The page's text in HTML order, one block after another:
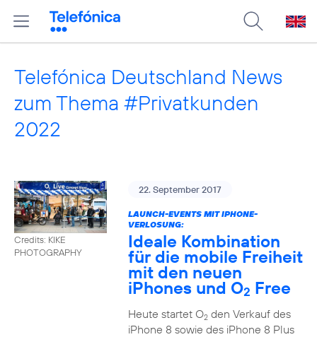
Telefónica Deutschland News
zum Thema #Privatkunden
2022
Credits: KIKE
PHOTOGRAPHY
22. September 2017
LAUNCH-EVENTS MIT IPHONE-
VERLOSUNG:
Ideale Kombination
für die mobile Freiheit
mit den neuen
iPhones und O2 Free
Heute startet O2den Verkauf des
iPhone 8 sowie des iPhone 8 Plus